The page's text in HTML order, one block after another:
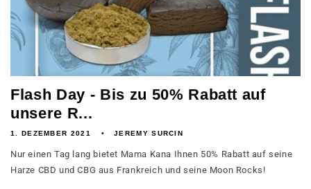
Flash Day - Bis zu 50% Rabatt auf
unsere R...
1. DEZEMBER 2021 JEREMY SURCIN
Nur einen Tag lang bietet Mama Kana Ihnen 50% Rabatt auf seine
Harze CBD und CBG aus Frankreich und seine Moon Rocks!